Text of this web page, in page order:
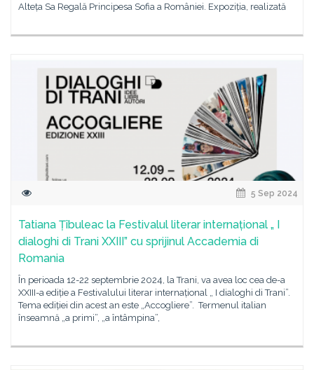
Alteța Sa Regală Principesa Sofia a României. Expoziția, realizată
5 Sep 2024
Tatiana Țîbuleac la Festivalul literar internațional „ I
dialoghi di Trani XXIII” cu sprijinul Accademia di
Romania
În perioada 12-22 septembrie 2024, la Trani, va avea loc cea de-a
XXIII-a ediție a Festivalului literar internațional „ I dialoghi di Trani”.
Tema ediției din acest an este „Accogliere”. Termenul italian
înseamnă „a primi”, „a întâmpina”,